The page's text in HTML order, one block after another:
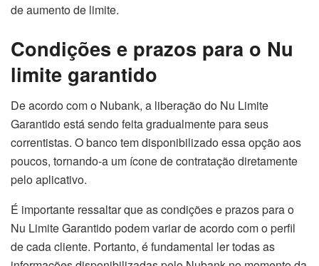
de aumento de limite.
Condições e prazos para o Nu
limite garantido
De acordo com o Nubank, a liberação do Nu Limite
Garantido está sendo feita gradualmente para seus
correntistas. O banco tem disponibilizado essa opção aos
poucos, tornando-a um ícone de contratação diretamente
pelo aplicativo.
É importante ressaltar que as condições e prazos para o
Nu Limite Garantido podem variar de acordo com o perfil
de cada cliente. Portanto, é fundamental ler todas as